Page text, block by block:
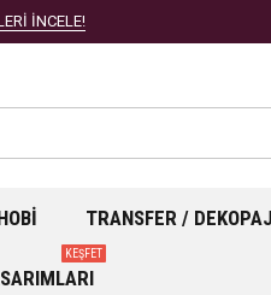
İNCELE!
TRANSFER / DEKOPAJ
KEŞFET